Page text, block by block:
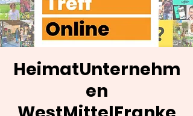
HeimatUnternehm
en